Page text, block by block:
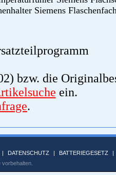
Siemens
bzw. die
ein.
.
| DATENSCHUTZ | BATTERIEGESETZ |